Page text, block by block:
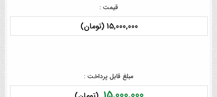
قیمت :
15,000,000 (تومان)
مبلغ قابل پرداخت :